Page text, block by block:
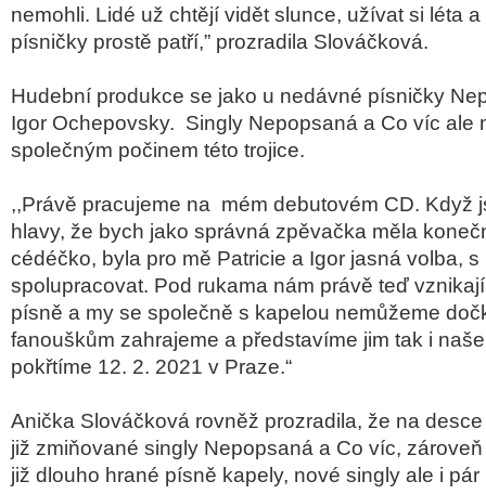
nemohli. Lidé už chtějí vidět slunce, užívat si léta
písničky prostě patří,” prozradila Slováčková.
Hudební produkce se jako u nedávné písničky
Igor Ochepovsky. Singly Nepopsaná a Co víc ale
společným počinem této trojice.
,,Právě pracujeme na mém debutovém CD. Když
hlavy, že bych jako správná zpěvačka měla
cédéčko, byla pro mě Patricie a Igor jasná volba,
spolupracovat. Pod rukama nám právě teď
písně a my se společně s kapelou nemůžeme
fanouškům zahrajeme a představíme jim tak i
pokřtíme 12. 2. 2021 v Praze.“
Anička Slováčková rovněž prozradila, že na
již zmiňované singly Nepopsaná a Co víc,
již dlouho hrané písně kapely, nové singly ale i